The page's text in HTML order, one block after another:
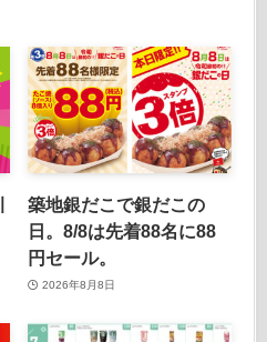
築地銀だこで銀だこの
日。8/8は先着88名に88
円セール。
2026年8月8日